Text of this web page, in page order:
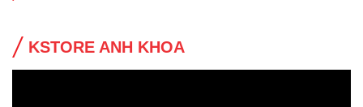
KSTORE ANH KHOA